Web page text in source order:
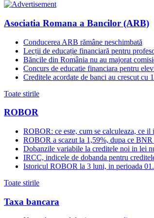
Asociatia Romana a Bancilor (ARB)
Conducerea ARB rămâne neschimbată
Lecții de educație financiară pentru
Băncile din România nu au majorat
Concurs de educatie financiara pentru
Creditele acordate de banci au crescut cu
Toate stirile
ROBOR
ROBOR: ce este, cum se calculeaza, ce
ROBOR a scazut la 1,59%, dupa ce BNR
Dobanzile variabile la creditele noi in lei
IRCC, indicele de dobanda pentru
Istoricul ROBOR la 3 luni, in perioada
Toate stirile
Taxa bancara